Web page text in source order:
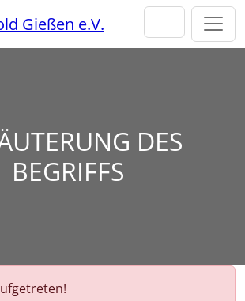
springen
springen
DES
BEGRIFFS